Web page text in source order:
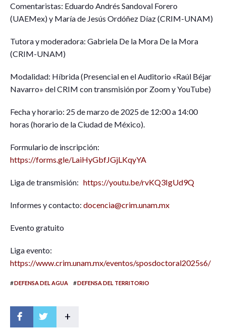
Comentaristas: Eduardo Andrés Sandoval Forero
(UAEMex) y María de Jesús Ordóñez Díaz (CRIM-UNAM)
Tutora y moderadora: Gabriela De la Mora De la Mora
(CRIM-UNAM)
Modalidad: Híbrida (Presencial en el Auditorio «Raúl Béjar
Navarro» del CRIM con transmisión por Zoom y YouTube)
Fecha y horario: 25 de marzo de 2025 de 12:00 a 14:00
horas (horario de la Ciudad de México).
Formulario de inscripción:
https://forms.gle/LaiHyGbfJGjLKqyYA
Liga de transmisión: https://youtu.be/rvKQ3IgUd9Q
Informes y contacto: docencia@crim.unam.mx
Evento gratuito
Liga evento:
https://www.crim.unam.mx/eventos/sposdoctoral2025s6/
#DEFENSA DEL AGUA #DEFENSA DEL TERRITORIO
+